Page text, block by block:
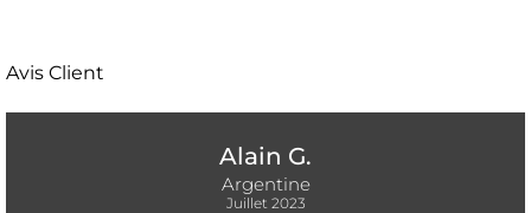
Avis Client
Alain G.
Argentine
Juillet 2023